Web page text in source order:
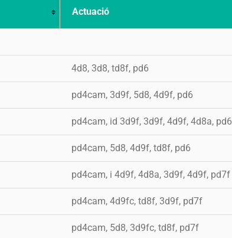
Actuació
4d8, 3d8, td8f, pd6
pd4cam, 3d9f, 5d8, 4d9f, pd6
pd4cam, id 3d9f, 3d9f, 4d9f, 4d8a, pd6
pd4cam, 5d8, 4d9f, td8f, pd6
pd4cam, i 4d9f, 4d8a, 3d9f, 4d9f, pd7f
pd4cam, 4d9fc, td8f, 3d9f, pd7f
pd4cam, 5d8, 3d9fc, td8f, pd7f